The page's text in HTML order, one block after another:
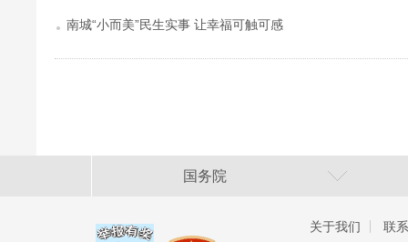
南城“小而美”民生实事 让幸福可触可感
国务院
关于我们
联